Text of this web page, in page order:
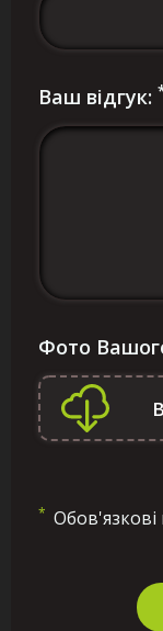
Ваш відгук:
Фото
* Обов'язкові